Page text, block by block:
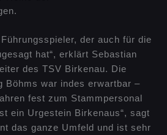
der auch für die
hat“, erklärt Sebastian
des TSV Birkenau. Die
Böhms war indes erwartbar –
fest zum Stammpersonal
ein Urgestein Birkenaus“, sagt
das ganze Umfeld und ist sehr